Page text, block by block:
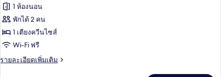
เตียง,
แม่น้ำ
ทั้งหมด
ของ
ห้อง
คลาส
สิก,
1 ห้องนอน
พักได้ 2 คน
1 เตียงควีนไซส์
Wi-Fi ฟรี
รายละเอียดเพิ่มเติม
ราย